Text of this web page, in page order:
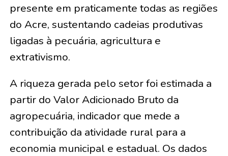
presente em praticamente todas as regiões
do Acre, sustentando cadeias produtivas
ligadas à pecuária, agricultura e
extrativismo.
A riqueza gerada pelo setor foi estimada a
partir do Valor Adicionado Bruto da
agropecuária, indicador que mede a
contribuição da atividade rural para a
economia municipal e estadual. Os dados